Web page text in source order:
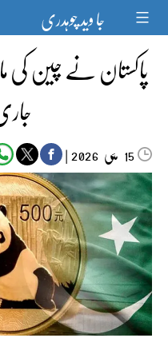
content جا وید چوہدری
پاکستان نے چین کی
15 مئی‬‮ |